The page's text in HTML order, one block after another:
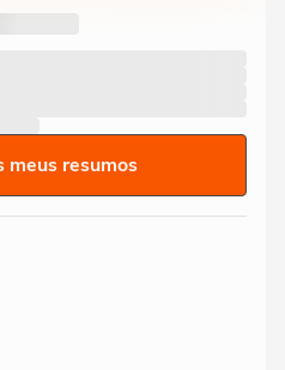
meus resumos